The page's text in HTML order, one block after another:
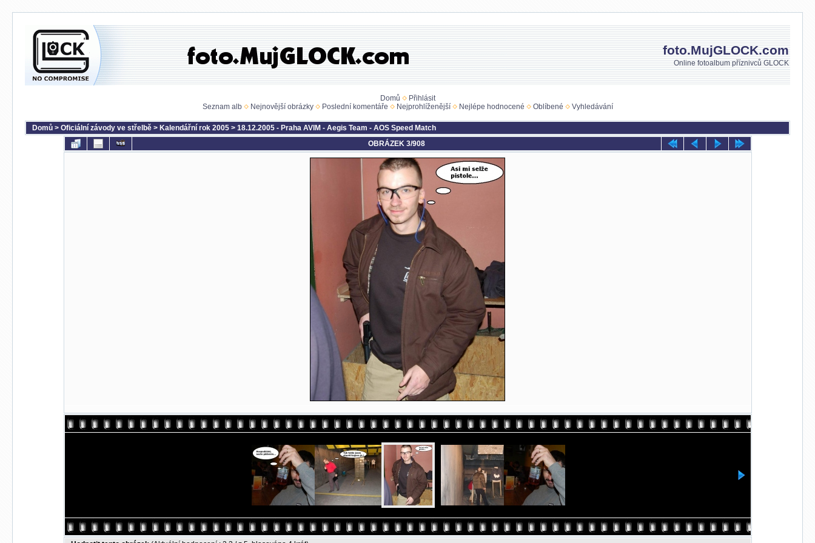
foto.MujGLOCK.com
Online fotoalbum příznivců GLOCK
Domů
Přihlásit
Seznam alb
Nejnovější obrázky Poslední komentáře Nejprohlíženější Nejlépe hodnocené Oblíbené Vyhledávání
Domů > Oficiální závody ve střelbě > Kalendářní rok 2005 > 18.12.2005 - Praha AVIM - Aegis Team - AOS Speed Match
OBRÁZEK 3/908